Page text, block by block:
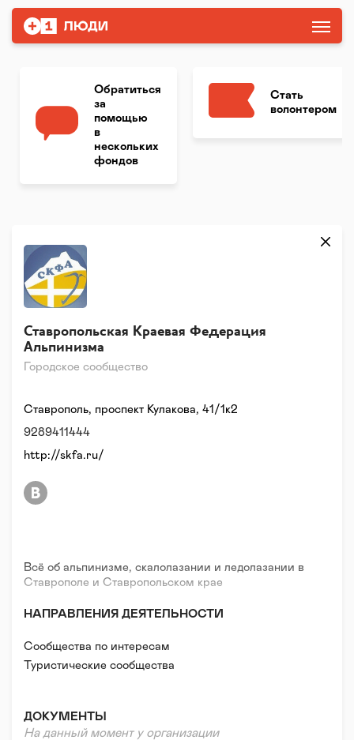
Обратиться
за
помощью
в
нескольких
фондов
Стать
волонтером
Городское сообщество
Ставропольская Краевая Федерация
Альпинизма
Всё об альпинизме, скалолазании и ледолазании в
Ставрополе и Ставропольском крае
НАПРАВЛЕНИЯ ДЕЯТЕЛЬНОСТИ
Сообщества по интересам
Туристические сообщества
ДОКУМЕНТЫ
На данный момент у организации
Ставрополь, проспект Кулакова, 41/1к2
9289411444
http://skfa.ru/